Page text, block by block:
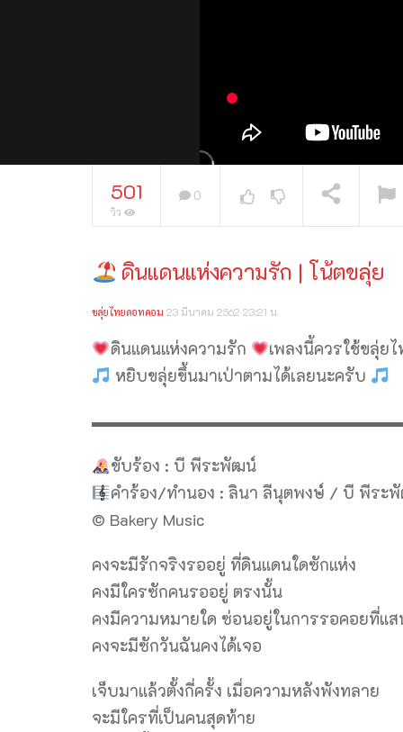
กำลังเล่นอยู่
501
วิว
0
ดินแดนแห่งความรัก | โน้ตขลุ่ย
ขลุ่ยไทยดอทคอม 23 มีนาคม 2562 23:21 น.
ดินแดนแห่งความรัก
เพลงนี้ควรใช้ขลุ่ย
หยิบขลุ่ยขึ้นมาเป่าตามได้เลยนะครับ
ขับร้อง : บี พีระพัฒน์
คำร้อง/ทำนอง : ลินา ลีนุตพงษ์ / บี พีระพั
© Bakery Music
คงจะมีรักจริงรออยู่ ที่ดินแดนใดซักแห่ง
คงมีใครซักคนรออยู่ ตรงนั้น
คงมีความหมายใด ซ่อนอยู่ในการรอคอยที่แ
คงจะมีซักวันฉันคงได้เจอ
เจ็บมาแล้วตั้งกี่ครั้ง เมื่อความหลังพังทลาย
จะมีใครที่เป็นคนสุดท้าย